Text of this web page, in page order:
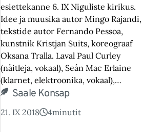
esiettekanne 6. IX Niguliste kirikus.
Idee ja muusika autor Mingo Rajandi,
tekstide autor Fernando Pessoa,
kunstnik Kristjan Suits, koreograaf
Oksana Tralla. Laval Paul Curley
(näitleja, vokaal), Seán Mac Erlaine
(klarnet, elektroonika, vokaal),…
Saale Konsap
21. IX 2018 4minutit